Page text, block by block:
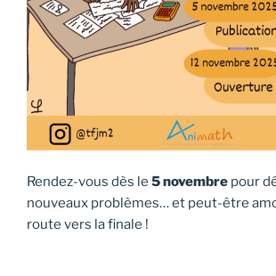
Rendez-vous dès le 5 novembre pour
nouveaux problèmes… et peut-être
route vers la finale !